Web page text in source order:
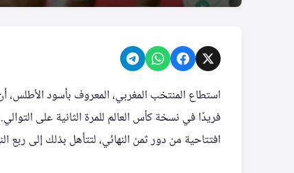
استطاع المنتخب المغربي، المعروف بأسود الأطلس،
فريدًا في نسخة كأس العالم للمرة الثانية على
افتتاحية من دور ثمن النهائي، لتتأهل بذلك إلى ربع